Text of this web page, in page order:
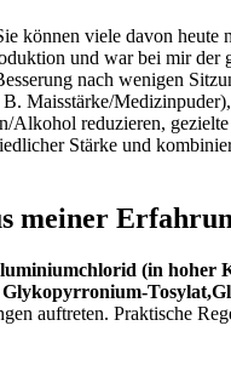
können viele davon ‌heute
und war bei mir der
nach wenigen
B. Maisstärke/
Alkohol reduzieren, gezielte⁤
Stärke und
meiner
(in‌ hoher
auftreten. Praktische